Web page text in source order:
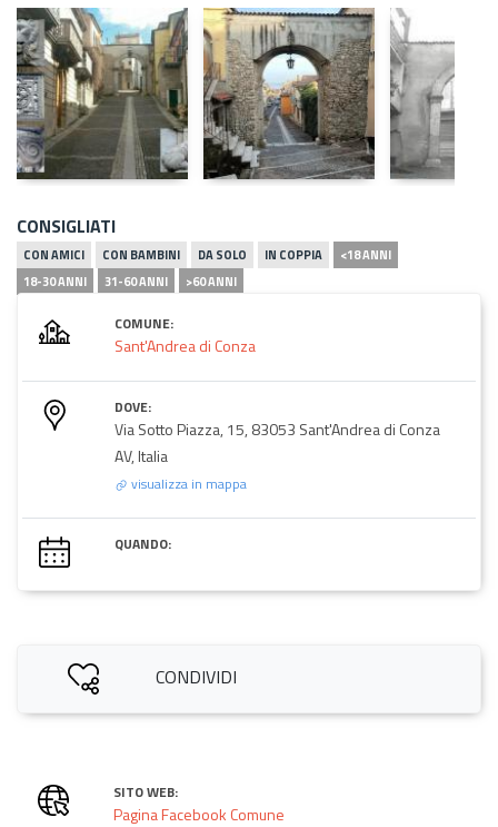
CONSIGLIATI
CON AMICI CON BAMBINI DA SOLO IN COPPIA
<18 ANNI
18-30 ANNI
31-60 ANNI >60 ANNI
COMUNE:
Sant'Andrea di Conza
DOVE:
Via Sotto Piazza, 15, 83053 Sant'Andrea di Conza
AV, Italia
visualizza in mappa
QUANDO:
CONDIVIDI
SITO WEB:
Pagina Facebook Comune